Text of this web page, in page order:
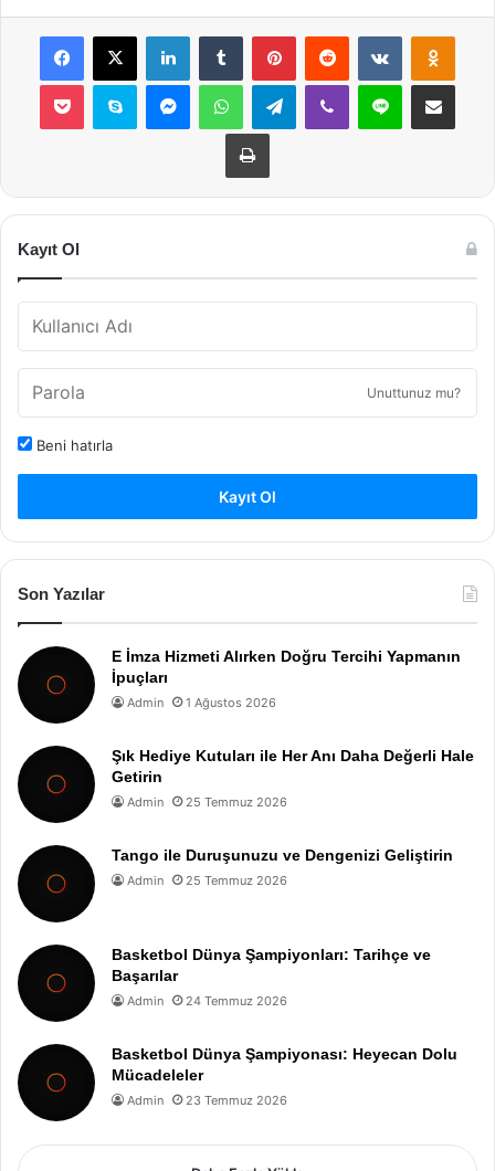
Facebook
X LinkedInTumblr PinterestReddit VKontakte
Pocket Skype MessengerWhatsAppTelegramViber Line E-Posta ile
Yazdır
Kayıt Ol
Unuttunuz mu?
Beni hatırla
Kayıt Ol
Son Yazılar
E İmza Hizmeti Alırken Doğru Tercihi Yapmanın
İpuçları
Admin 1 Ağustos 2026
Şık Hediye Kutuları ile Her Anı Daha Değerli Hale
Getirin
Admin 25 Temmuz 2026
Tango ile Duruşunuzu ve Dengenizi Geliştirin
Admin 25 Temmuz 2026
Basketbol Dünya Şampiyonları: Tarihçe ve
Başarılar
Admin 24 Temmuz 2026
Basketbol Dünya Şampiyonası: Heyecan Dolu
Mücadeleler
Admin 23 Temmuz 2026